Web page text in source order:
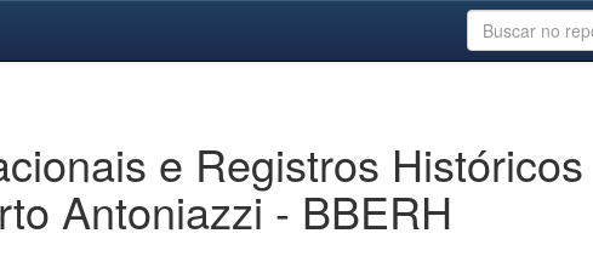
e Registros Históricos
Antoniazzi - BBERH